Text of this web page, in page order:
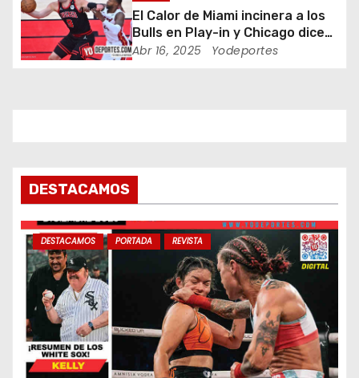
t
a
s
El Calor de Miami incinera a los
Bulls en Play-in y Chicago dice
adiós a los playoffs
Abr 16, 2025 Yodeportes
DESTACAMOS
DESTACAMOS PORTADA REVISTA